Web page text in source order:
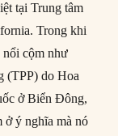
tại Trung tâm
Trong khi
nổi cộm như
(TPP) do Hoa
ở Biển Đông,
ở ý nghĩa mà nó